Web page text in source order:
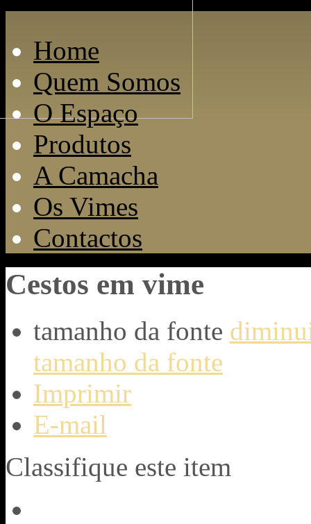
Home
Quem Somos
O Espaço
Produtos
A Camacha
Os Vimes
Contactos
Cestos em vime
tamanho da fonte
tamanho da fonte
Imprimir
E-mail
Classifique este item